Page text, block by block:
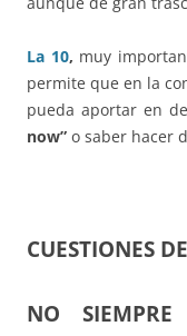
La 10, muy
permite que en la
pueda aportar en
now” o saber hacer
CUESTIONES
NO